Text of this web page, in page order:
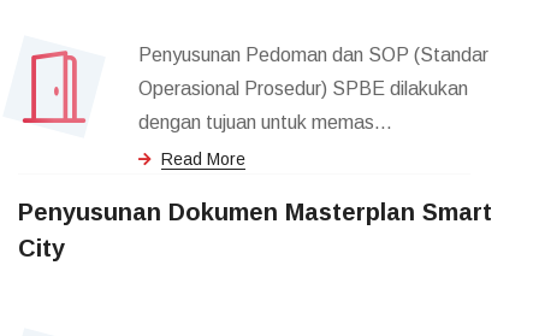
Penyusunan Pedoman dan SOP (Standar
Operasional Prosedur) SPBE dilakukan
dengan tujuan untuk memas...
Read More
Penyusunan Dokumen Masterplan Smart
City